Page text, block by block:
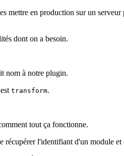
en production sur un
dont on a besoin.
nom à notre plugin.
transform.
tout ça fonctionne.
récupérer l'identifiant d'un module et